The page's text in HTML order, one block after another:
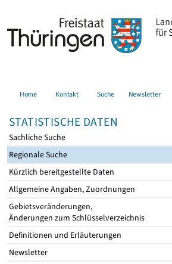
Home Kontakt Suche Newsletter
STATISTISCHE DATEN
Sachliche Suche
Regionale Suche
Kürzlich bereitgestellte Daten
Allgemeine Angaben, Zuordnungen
Gebietsveränderungen,
Änderungen zum Schlüsselverzeichnis
Definitionen und Erläuterungen
Newsletter